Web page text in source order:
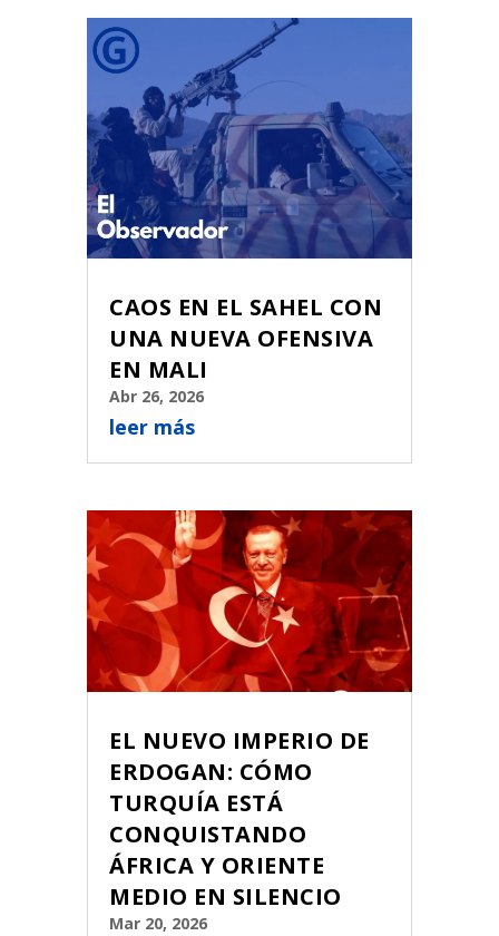
CAOS EN EL SAHEL CON
UNA NUEVA OFENSIVA
EN MALI
Abr 26, 2026
leer más
EL NUEVO IMPERIO DE
ERDOGAN: CÓMO
TURQUÍA ESTÁ
CONQUISTANDO
ÁFRICA Y ORIENTE
MEDIO EN SILENCIO
Mar 20, 2026